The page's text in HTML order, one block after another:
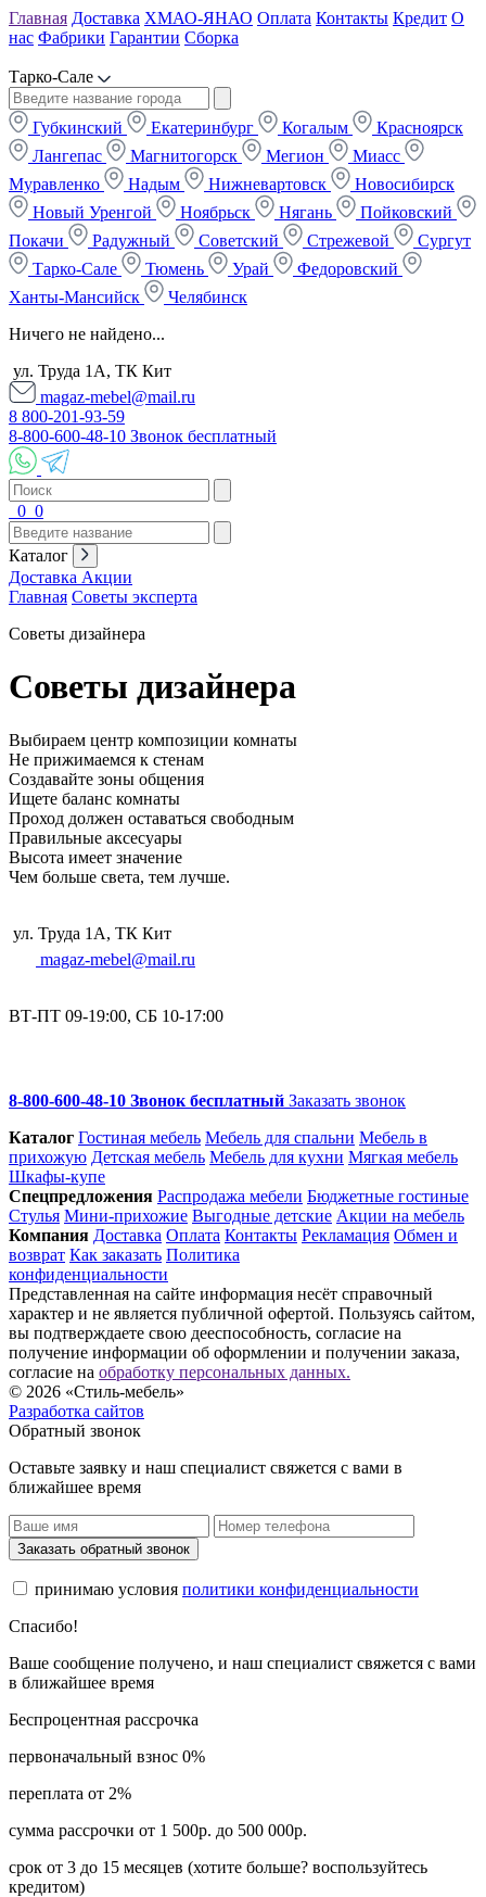
Главная Доставка ХМАО-ЯНАО Оплата Контакты Кредит О
нас Фабрики Гарантии Сборка
Тарко-Сале
Губкинский Екатеринбург Когалым
Красноярск
Лангепас
Магнитогорск Мегион
Миасс
Муравленко
Надым Нижневартовск
Новосибирск
Новый Уренгой
Ноябрьск Нягань
Пойковский
Покачи
Радужный Советский Стрежевой
Сургут
Тарко-Сале
Тюмень Урай
Федоровский
Ханты-Мансийск
Челябинск
Ничего не найдено...
ул. Труда 1А, ТК Кит
magaz-mebel@mail.ru
8 800-201-93-59
8-800-600-48-10 Звонок бесплатный
0 0
Каталог
Доставка Акции
Главная Советы эксперта
Советы дизайнера
Советы дизайнера
Выбираем центр композиции комнаты
Не прижимаемся к стенам
Создавайте зоны общения
Ищете баланс комнаты
Проход должен оставаться свободным
Правильные аксесуары
Высота имеет значение
Чем больше света, тем лучше.
ул. Труда 1А, ТК Кит
magaz-mebel@mail.ru
ВТ-ПТ 09-19:00, СБ 10-17:00
8-800-600-48-10 Звонок бесплатный Заказать звонок
Каталог Гостиная мебель Мебель для спальни Мебель в
прихожую Детская мебель Мебель для кухни Мягкая мебель
Шкафы-купе
Спец­предложения Распродажа мебели Бюджетные гостиные
Стулья Мини-прихожие Выгодные детские Акции на мебель
Компания Доставка Оплата Контакты Рекламация Обмен и
возврат Как заказать Политика
конфиденциальности
Представленная на сайте информация несёт справочный
характер и не является публичной офертой. Пользуясь сайтом,
вы подтверждаете свою дееспособность, согласие на
получение информации об оформлении и получении заказа,
согласие на обработку персональных данных.
© 2026 «Стиль-мебель»
Разработка сайтов
Обратный звонок
Оставьте заявку и наш специалист свяжется с вами в
ближайшее время
Заказать обратный звонок
принимаю условия политики конфиденциальности
Спасибо!
Ваше сообщение получено, и наш специалист свяжется с вами
в ближайшее время
Беспроцентная рассрочка
первоначальный взнос 0%
переплата от 2%
сумма рассрочки от 1 500р. до 500 000р.
срок от 3 до 15 месяцев (хотите больше? воспользуйтесь
кредитом)